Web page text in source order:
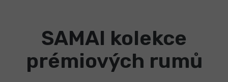
SAMAI kolekce
prémiových rumů